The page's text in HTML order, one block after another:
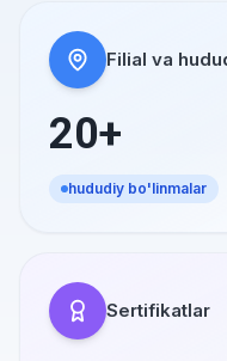
Filial va
20+
hududiy bo'linmalar
Sertifikatlar